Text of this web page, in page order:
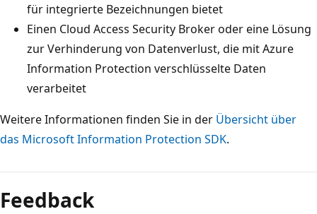
für integrierte Bezeichnungen bietet
Einen Cloud Access Security Broker oder eine Lösung
zur Verhinderung von Datenverlust, die mit Azure
Information Protection verschlüsselte Daten
verarbeitet
Weitere Informationen finden Sie in der Übersicht über
das Microsoft Information Protection SDK.
deaktiviert
Feedback